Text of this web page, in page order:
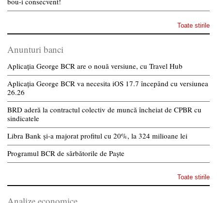
Toate stirile
Anunturi banci
Aplicația George BCR are o nouă versiune, cu Travel Hub
Aplicația George BCR va necesita iOS 17.7 începând cu versiunea
26.26
BRD aderă la contractul colectiv de muncă încheiat de CPBR cu
sindicatele
Libra Bank și-a majorat profitul cu 20%, la 324 milioane lei
Programul BCR de sărbătorile de Paște
Toate stirile